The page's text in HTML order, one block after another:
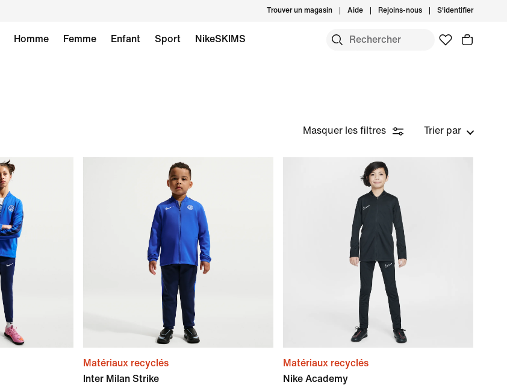
Trouver un magasin Aide Rejoins-nous S'identifier
Homme Femme Enfant Sport NikeSKIMS
Masquer les filtres Trier par
Matériaux recyclés
Inter Milan Strike
Matériaux recyclés
Nike Academy